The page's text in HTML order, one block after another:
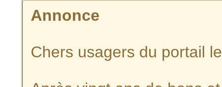
Annonce
Chers usagers du portail